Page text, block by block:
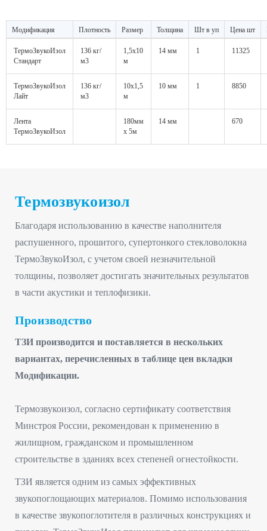
Модификация Плотность Размер Толщина Шт в уп Цена шт
ТермоЗвукоИзол
Стандарт
136 кг/
м3
1,5х10
м
14 мм 1 11325
ТермоЗвукоИзол
Лайт
136 кг/
м3
10х1,5
м
10 мм 1 8850
Лента
ТермоЗвукоИзол
180мм
x 5м
14 мм 670
Термозвукоизол
Благодаря использованию в качестве наполнителя
распушенного, прошитого, супертонкого стекловолокна
ТермоЗвукоИзол, с учетом своей незначительной
толщины, позволяет достигать значительных результатов
в части акустики и теплофизики.
Производство
ТЗИ производится и поставляется в нескольких
вариантах, перечисленных в таблице цен вкладки
Модификации.
Термозвукоизол, согласно сертификату соответствия
Минстроя России, рекомендован к применению в
жилищном, гражданском и промышленном
строительстве в зданиях всех степеней огнестойкости.
ТЗИ является одним из самых эффективных
звукопоглощающих материалов. Помимо использования
в качестве звукопоглотителя в различных конструкциях и